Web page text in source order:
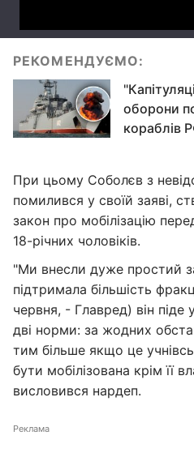
РЕКОМЕНДУЄМО:
оборони
кораблів
При цьому Соболєв з
помилився у своїй заяві,
закон про мобілізацію
18-річних чоловіків.
"Ми внесли дуже простий
підтримала більшість
червня, - Главред) він піде
дві норми: за жодних
тим більше якщо це
бути мобілізована крім її
висловився нардеп.
Реклама